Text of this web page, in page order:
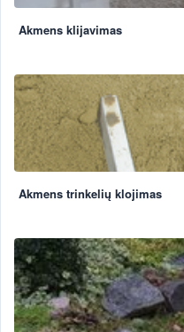
Akmens klijavimas
Akmens trinkelių klojimas